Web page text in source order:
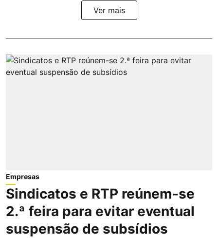
Ver mais
Empresas
Sindicatos e RTP reúnem-se
2.ª feira para evitar eventual
suspensão de subsídios